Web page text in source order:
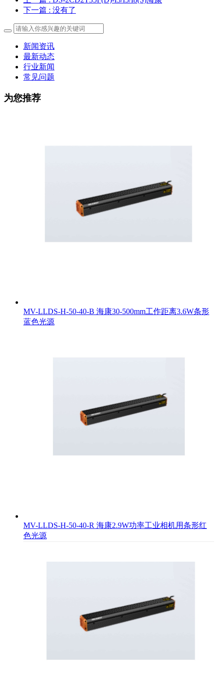
下一篇 : 没有了
新闻资讯
最新动态
行业新闻
常见问题
为您推荐
MV-LLDS-H-50-40-B 海康30-500mm工作距离3.6W条形
蓝色光源
MV-LLDS-H-50-40-R 海康2.9W功率工业相机用条形红
色光源